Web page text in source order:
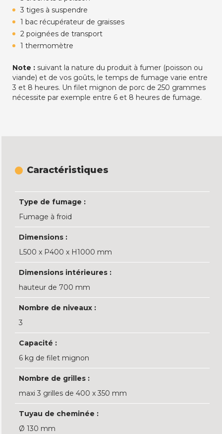
3 tiges à suspendre
1 bac récupérateur de graisses
2 poignées de transport
1 thermomètre
Note : suivant la nature du produit à fumer (poisson ou
viande) et de vos goûts, le temps de fumage varie entre
3 et 8 heures. Un filet mignon de porc de 250 grammes
nécessite par exemple entre 6 et 8 heures de fumage.
Caractéristiques
Type de fumage :
Fumage à froid
Dimensions :
L500 x P400 x H1000 mm
Dimensions intérieures :
hauteur de 700 mm
Nombre de niveaux :
3
Capacité :
6 kg de filet mignon
Nombre de grilles :
maxi 3 grilles de 400 x 350 mm
Tuyau de cheminée :
Ø 130 mm